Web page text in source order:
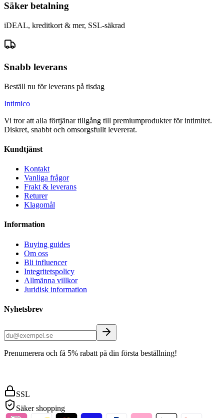
Säker betalning
iDEAL, kreditkort & mer, SSL-säkrad
Snabb leverans
Beställ nu för leverans på tisdag
Intimico
Vi tror att alla förtjänar tillgång till premiumprodukter för intimitet.
Diskret, snabbt och omsorgsfullt levererat.
Kundtjänst
Kontakt
Vanliga frågor
Frakt & leverans
Returer
Klagomål
Information
Buying guides
Om oss
Bli influencer
Integritetspolicy
Allmänna villkor
Juridisk information
Nyhetsbrev
Prenumerera och få 5% rabatt på din första beställning!
SSL
Säker shopping